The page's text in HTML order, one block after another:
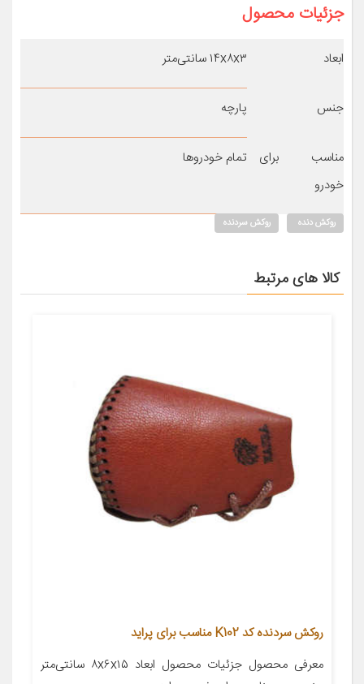
جزئیات محصول
ابعاد ۱۴x۸x۳ سانتی‌متر
جنس پارچه
مناسب برای
خودرو
تمام خودروها
روکش دنده روکش سردنده
کالا های مرتبط
روکش سردنده کد K102 مناسب برای پراید
معرفی محصول جزئیات محصول ابعاد ۸x۶x۱۵ سانتی‌متر